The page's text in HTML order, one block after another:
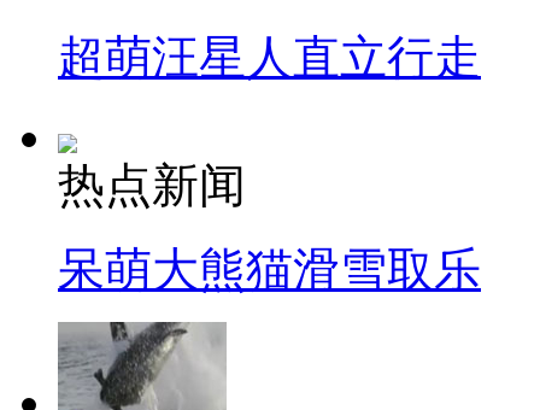
超萌汪星人直立行走
热点新闻
呆萌大熊猫滑雪取乐